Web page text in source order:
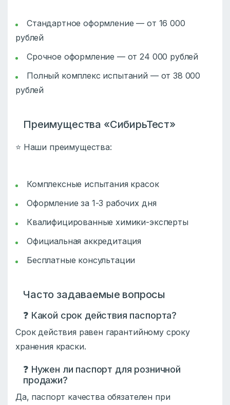
Стандартное оформление — от 16 000
рублей
Срочное оформление — от 24 000 рублей
Полный комплекс испытаний — от 38 000
рублей
Преимущества «СибирьТест»
⭐ Наши преимущества:
Комплексные испытания красок
Оформление за 1-3 рабочих дня
Квалифицированные химики-эксперты
Официальная аккредитация
Бесплатные консультации
Часто задаваемые вопросы
❓ Какой срок действия паспорта?
Срок действия равен гарантийному сроку
хранения краски.
❓ Нужен ли паспорт для розничной
продажи?
Да, паспорт качества обязателен при